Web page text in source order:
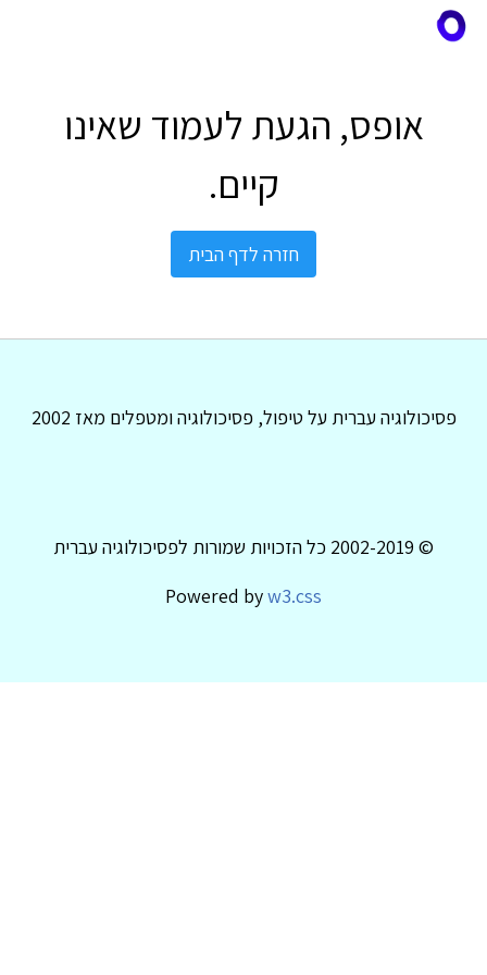
אופס, הגעת לעמוד שאינו
קיים.
חזרה לדף הבית
פסיכולוגיה עברית על טיפול, פסיכולוגיה ומטפלים מאז 2002
© 2002-2019 כל הזכויות שמורות לפסיכולוגיה עברית
Powered byw3.css